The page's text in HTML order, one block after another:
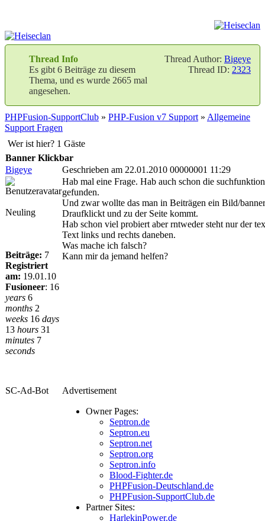
Thread Author: Bigeye
Thread ID: 2323
Thread Info
Es gibt 6 Beiträge zu diesem
Thema, und es wurde 2665 mal
angesehen.
PHPFusion-SupportClub » PHP-Fusion v7 Support » Allgemeine
Support Fragen
Wer ist hier? 1 Gäste
Banner Klickbar
Bigeye
Geschrieben am 22.01.2010 00000001 11:29
Neuling
Beiträge: 7
Registriert
am: 19.01.10
Fusioneer: 16
years 6
months 2
weeks 16 days
13 hours 31
minutes 7
seconds
Hab mal eine Frage. Hab auch schon die
gefunden.
Und zwar wollte das man in Beiträgen ein Bild/
Draufklickt und zu der Seite kommt.
Hab schon viel probiert aber rntweder steht nur der
Text links und rechts daneben.
Was mache ich falsch?
Kann mir da jemand helfen?
SC-Ad-Bot Advertisement
Owner Pages:
Septron.de
Septron.eu
Septron.net
Septron.org
Septron.info
Blood-Fighter.de
PHPFusion-Deutschland.de
PHPFusion-SupportClub.de
Partner Sites:
HarlekinPower.de